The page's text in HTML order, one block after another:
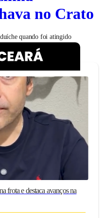
no Crato
quando foi atingido
frota e destaca avanços na